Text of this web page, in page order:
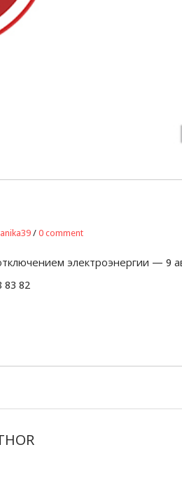
/ 0 comment
электроэнергии — 9
83 82